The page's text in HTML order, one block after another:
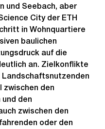
und Seebach, aber
City der ETH
in Wohnquartiere
baulichen
auf die
an. Zielkonflikte
zwischen den
den
zwischen den
oder den